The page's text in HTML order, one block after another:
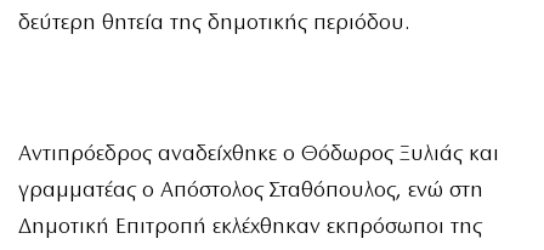
δεύτερη θητεία της δημοτικής περιόδου.
Αντιπρόεδρος αναδείχθηκε ο Θόδωρος Ξυλιάς και
γραμματέας ο Απόστολος Σταθόπουλος, ενώ στη
Δημοτική Επιτροπή εκλέχθηκαν εκπρόσωποι της